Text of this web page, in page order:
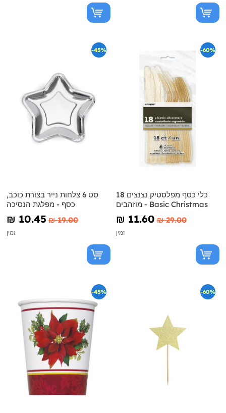
-45%
סט 6 צלחות נייר בצורת כוכב,
כסף - מפלגת הנסיכה
₪‎ 10.45 ₪‎ 19.00
זמין
-60%
18 כלי כסף מפלסטיק נצנצים
מוזהבים - Basic Christmas
₪‎ 11.60 ₪‎ 29.00
זמין
-45% -60%